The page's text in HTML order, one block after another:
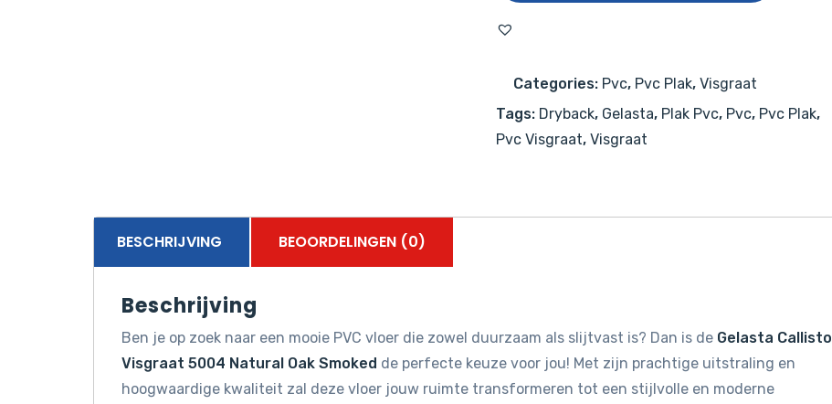
5004
Oak
Smoked
aantal
Categories: Pvc, Pvc Plak, Visgraat
Tags: Dryback, Gelasta, Plak Pvc, Pvc, Pvc Plak,
Pvc Visgraat, Visgraat
BESCHRIJVING BEOORDELINGEN (0)
Beschrijving
Ben je op zoek naar een mooie PVC vloer die zowel duurzaam als slijtvast is? Dan is de Gelasta Callisto
Visgraat 5004 Natural Oak Smoked de perfecte keuze voor jou! Met zijn prachtige uitstraling en
hoogwaardige kwaliteit zal deze vloer jouw ruimte transformeren tot een stijlvolle en moderne